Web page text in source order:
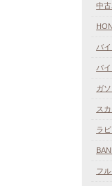
中
バ
バ
ガ
ス
ラ
フ